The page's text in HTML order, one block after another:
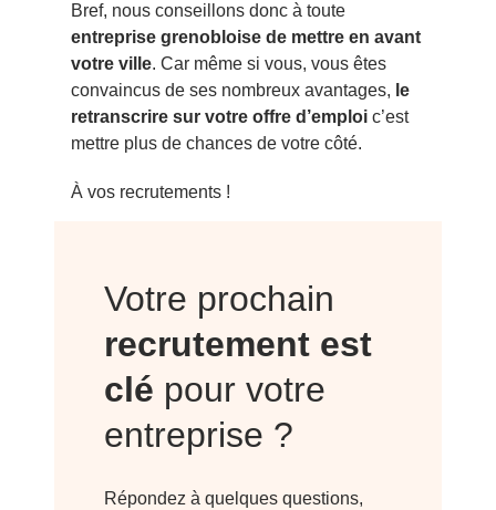
Bref, nous conseillons donc à toute
entreprise grenobloise de mettre en avant
votre ville. Car même si vous, vous êtes
convaincus de ses nombreux avantages, le
retranscrire sur votre offre d’emploi c’est
mettre plus de chances de votre côté.
À vos recrutements !
Votre prochain
recrutement est
clé pour votre
entreprise ?
Répondez à quelques questions,